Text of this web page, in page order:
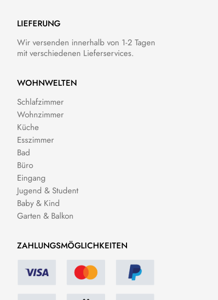
LIEFERUNG
Wir versenden innerhalb von 1-2 Tagen
mit verschiedenen Lieferservices.
WOHNWELTEN
Schlafzimmer
Wohnzimmer
Küche
Esszimmer
Bad
Büro
Eingang
Jugend & Student
Baby & Kind
Garten & Balkon
ZAHLUNGSMÖGLICHKEITEN